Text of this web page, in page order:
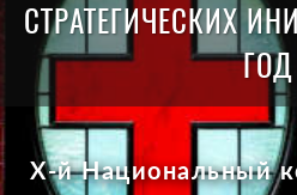
h
СТРАТЕГИЧЕСКИХ
ГОД
X-й Национальный